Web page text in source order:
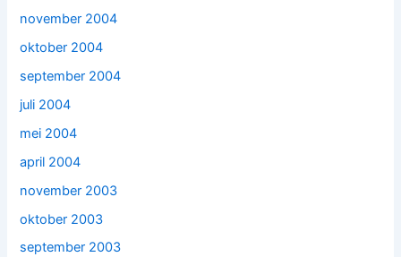
november 2004
oktober 2004
september 2004
juli 2004
mei 2004
april 2004
november 2003
oktober 2003
september 2003